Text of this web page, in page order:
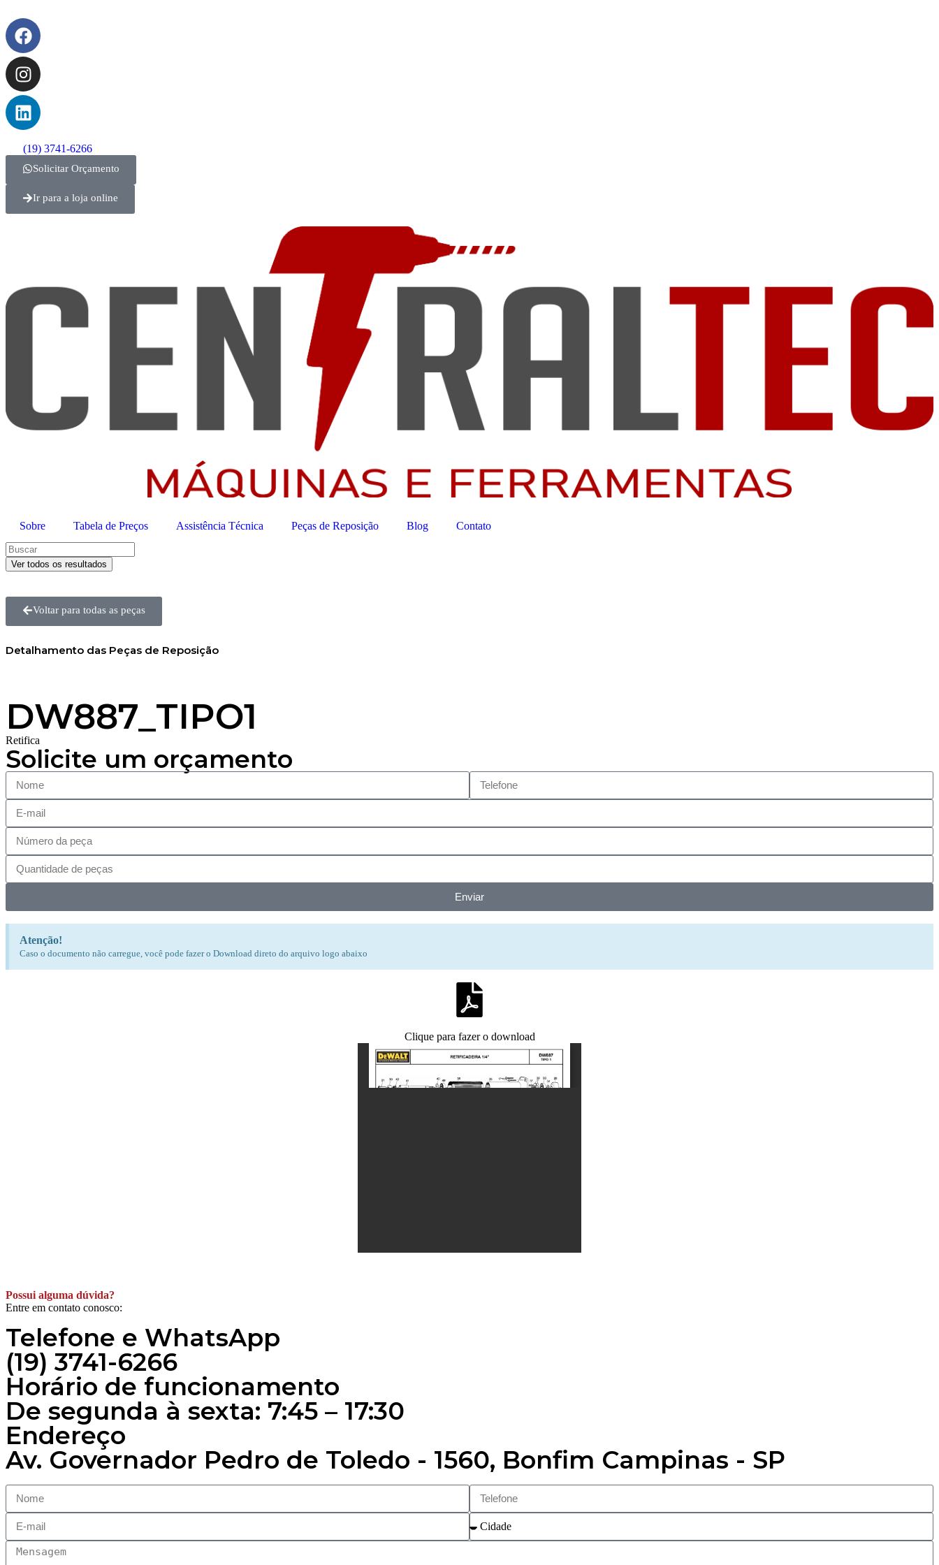
(19) 3741-6266
Solicitar Orçamento
Ir para a loja online
Sobre Tabela de Preços Assistência Técnica Peças de Reposição Blog Contato
Ver todos os resultados
Voltar para todas as peças
Detalhamento das Peças de Reposição
DW887_TIPO1
Retifica
Solicite um orçamento
Enviar
Atenção!
Caso o documento não carregue, você pode fazer o Download direto do arquivo logo abaixo
Clique para fazer o download
Possui alguma dúvida?
Entre em contato conosco:
Telefone e WhatsApp
(19) 3741-6266
Horário de funcionamento
De segunda à sexta: 7:45 – 17:30
Endereço
Av. Governador Pedro de Toledo - 1560, Bonfim Campinas - SP